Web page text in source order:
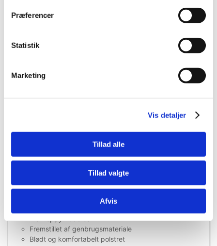
Præferencer
Statistik
Marketing
Vis detaljer
Tillad alle
Tillad valgte
Afvis
farve passer naturligt ind i de fleste bilinteriører og gør
sædet velegnet til daglig brug.
Bagpå er bilsædet udstyret med en justerbar strop, som
bruges til fastgørelse på bilens sæde. Indvendigt findes en
hjælper med at begrænse hundens bevægelse under
kørslen og giver en mere rolig placering i bilen.
monteret. Den bløde polstring og de omsluttende sider
hundeejeren, der ønsker et funktionelt bilsæde med fokus
på komfort, enkel montering og genbrugsmaterialer.
Produktegenskaber:
Fremstillet af genbrugsmateriale
Blødt og komfortabelt polstret